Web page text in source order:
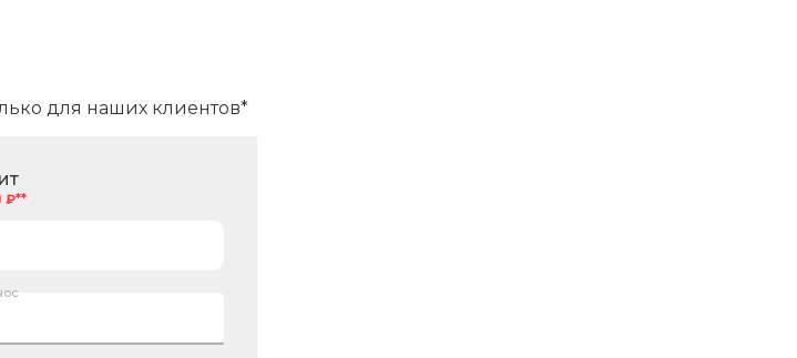
для наших клиентов*
₽**